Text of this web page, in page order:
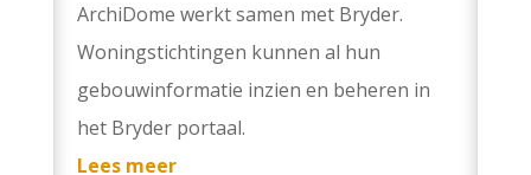
ArchiDome werkt samen met Bryder.
Woningstichtingen kunnen al hun
gebouwinformatie inzien en beheren in
het Bryder portaal.
Lees meer